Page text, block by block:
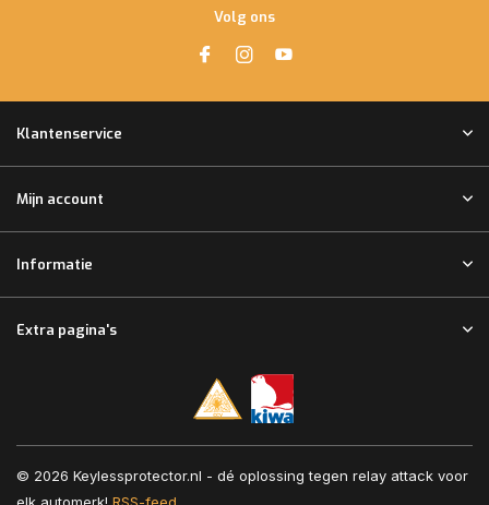
Volg ons
Klantenservice
Mijn account
Informatie
Extra pagina's
© 2026 Keylessprotector.nl - dé oplossing tegen relay attack voor